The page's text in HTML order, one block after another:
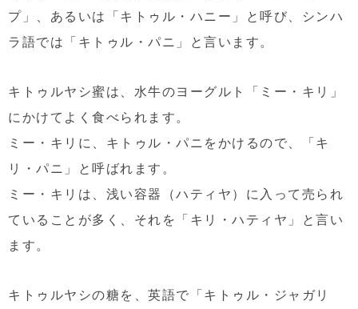
プ」、あるいは「キトゥル・ハニー」と呼び、シンハ
ラ語では「キトゥル・パニ」と言います。
キトゥルヤシ蜜は、水牛のヨーグルト「ミー・キリ」
にかけてよく食べられます。
ミー・キリに、キトゥル・パニをかけるので、「キ
リ・パニ」と呼ばれます。
ミー・キリは、浅い容器（ハティヤ）に入って売られ
ていることが多く、それを「キリ・ハティヤ」と言い
ます。
キトゥルヤシの糖を、英語で「キトゥル・ジャガリ